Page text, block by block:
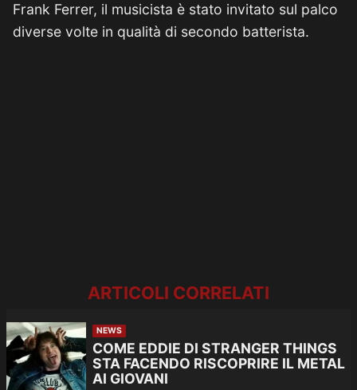
Frank Ferrer, il musicista è stato invitato sul palco
diverse volte in qualità di secondo batterista.
ARTICOLI CORRELATI
NEWS
COME EDDIE DI STRANGER THINGS
STA FACENDO RISCOPRIRE IL METAL
AI GIOVANI